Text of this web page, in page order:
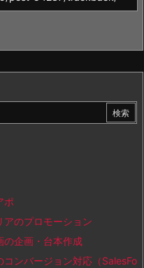
ポ
アのプロモーション
の企画・台本作成
コンバージョン対応（SalesFo